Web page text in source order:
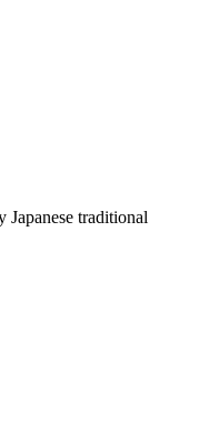
Japanese traditional